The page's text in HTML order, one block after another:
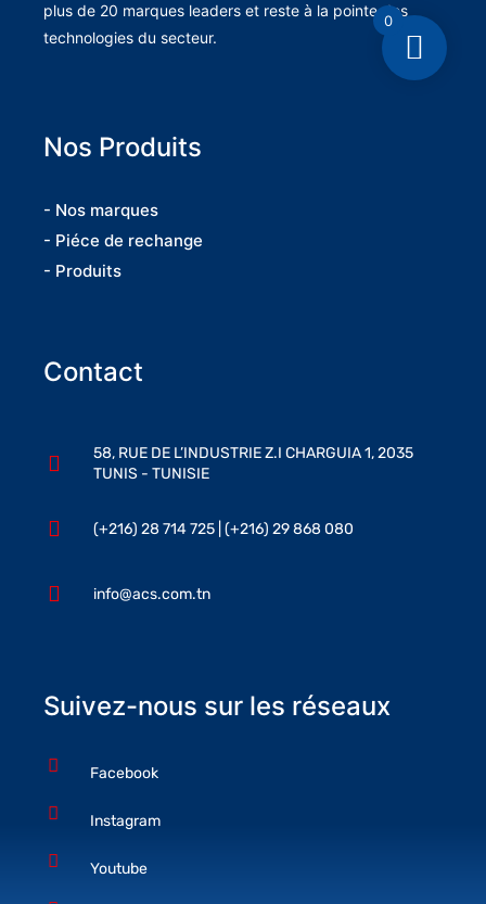
plus de 20 marques leaders et reste à la pointe des
technologies du secteur.
Nos Produits
- Nos marques
- Piéce de rechange
- Produits
Contact
58, RUE DE L’INDUSTRIE Z.I CHARGUIA 1, 2035
TUNIS - TUNISIE
(+216) 28 714 725 | (+216) 29 868 080
info@acs.com.tn
Suivez-nous sur les réseaux
Facebook
Instagram
Youtube
0